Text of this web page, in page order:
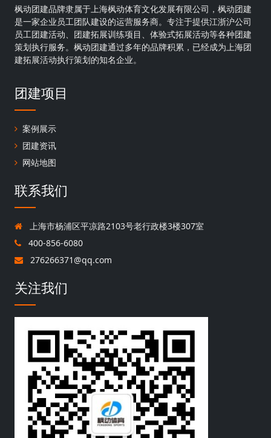
枫动团建品牌隶属于上海枫动体育文化发展有限公司，枫动团建
是一家企业员工团队建设的运营服务商。专注于提供江浙沪公司
员工团建活动、团建拓展训练项目、体验式拓展活动等各种团建
策划执行服务。枫动团建通过多年的品牌积累，已经成为上海团
建拓展活动执行策划的知名企业。
团建项目
案例展示
团建资讯
网站地图
联系我们
上海市杨浦区平凉路2103号老行政楼3楼307室
400-856-6080
276266371@qq.com
关注我们